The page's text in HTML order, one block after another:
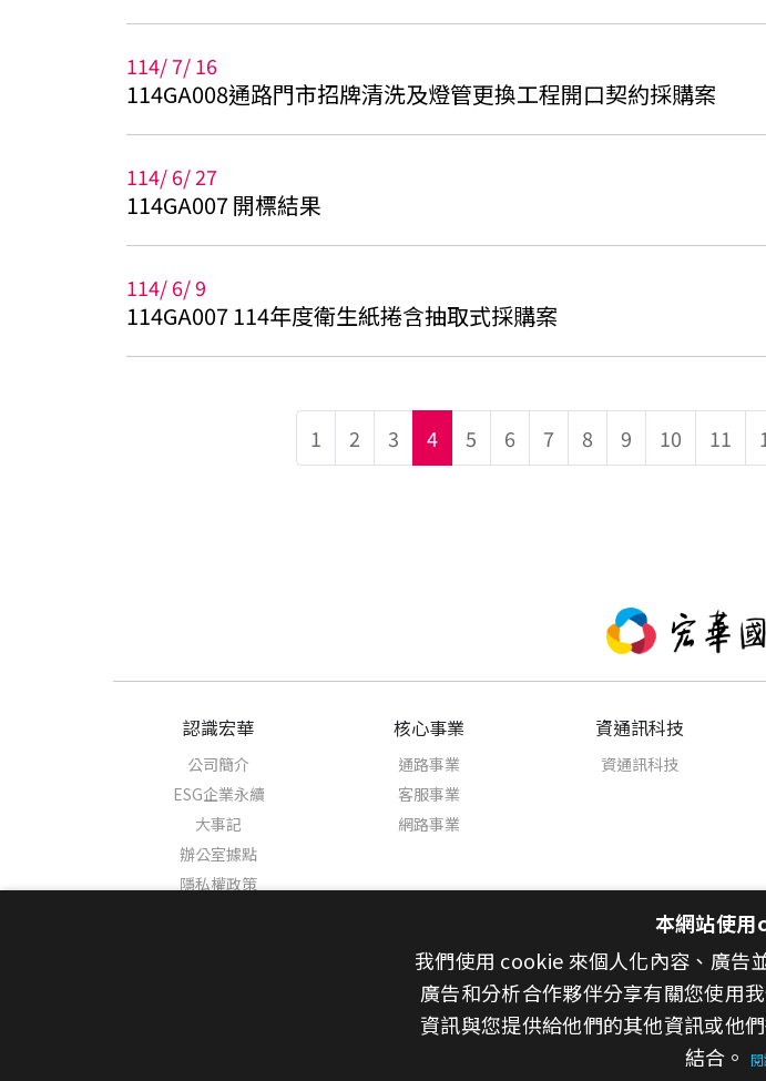
114/7/16
114GA008通路門市招牌清洗及燈管更換工程開口契約採購案
114/6/27
114GA007 開標結果
114/6/9
114GA007 114年度衛生紙捲含抽取式採購案
1 2 3 4 5 6 7 8 9 10 11
認識宏華
公司簡介
ESG企業永續
大事記
辦公室據點
隱私權政策
核心事業
通路事業
客服事業
網路事業
資通訊科技
資通訊科技
本網站使
我們使用 cookie 來個人化內容、廣告
廣告和分析合作夥伴分享有關您使用
資訊與您提供給他們的其他資訊或他
結合。